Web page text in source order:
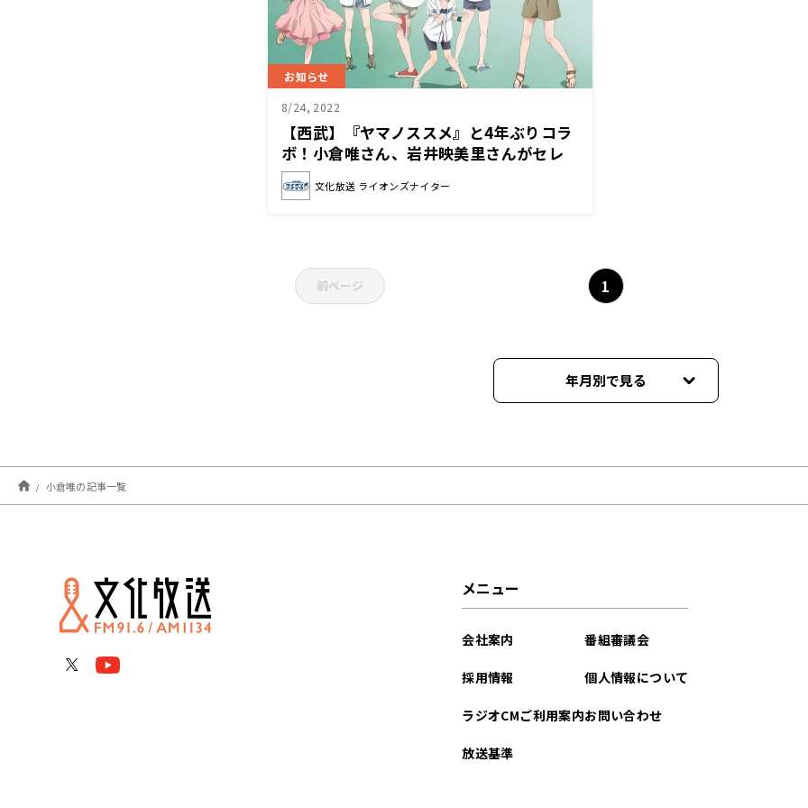
お知らせ
8/24, 2022
【西武】『ヤマノススメ』と4年ぶりコラ
ボ！小倉唯さん、岩井映美里さんがセレ
モニアルピッチに登場！
文化放送 ライオンズナイター
前ページ 1
年月別で見る
2025年09月
2025年08月
小倉唯の記事一覧
メニュー
会社案内
採用情報
ラジオCMご利用案内
放送基準
番組審議会
個人情報について
お問い合わせ